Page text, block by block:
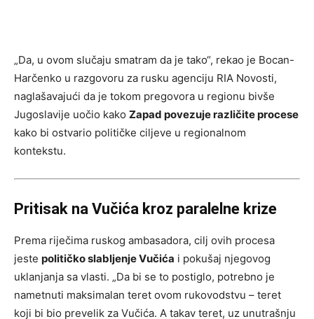
„Da, u ovom slučaju smatram da je tako“, rekao je Bocan-
Harčenko u razgovoru za rusku agenciju RIA Novosti,
naglašavajući da je tokom pregovora u regionu bivše
Jugoslavije uočio kako Zapad povezuje različite procese
kako bi ostvario političke ciljeve u regionalnom
kontekstu.
Pritisak na Vučića kroz paralelne krize
Prema riječima ruskog ambasadora, cilj ovih procesa
jeste političko slabljenje Vučića i pokušaj njegovog
uklanjanja sa vlasti. „Da bi se to postiglo, potrebno je
nametnuti maksimalan teret ovom rukovodstvu – teret
koji bi bio prevelik za Vučića. A takav teret, uz unutrašnju